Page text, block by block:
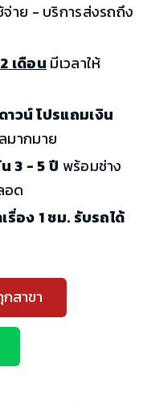
าย - บริการส่งรถถึง
เดือน มีเวลาให้
าวน์ โปรแถมเงิน
ากมาย
3 - 5 ปี พร้อมช่าง
อด
รื่อง 1 ชม. รับรถได้
สาขา